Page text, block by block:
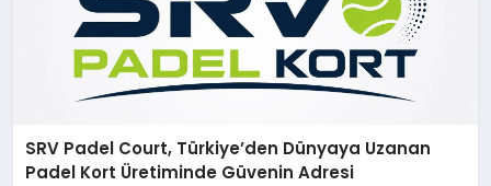
SRV Padel Court, Türkiye’den Dünyaya Uzanan
Padel Kort Üretiminde Güvenin Adresi